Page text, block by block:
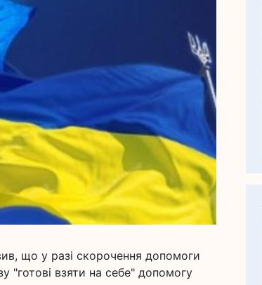
що у разі скорочення допомоги
"готові взяти на себе" допомогу